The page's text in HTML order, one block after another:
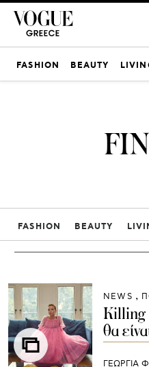
FASHION BEAUTY
FASHION BEAUTY
NEWS
Κilling
θα
ΓΕΩΡΓΙΑ